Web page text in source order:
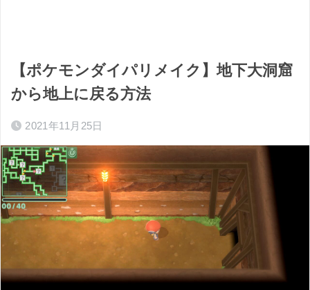
【ポケモンダイパリメイク】地下大洞窟
から地上に戻る方法
2021年11月25日